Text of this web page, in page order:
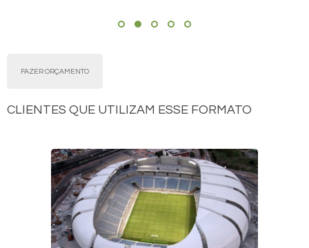
FAZER ORÇAMENTO
CLIENTES QUE UTILIZAM ESSE FORMATO